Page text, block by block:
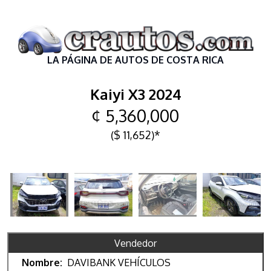
LA PÁGINA DE AUTOS DE COSTA RICA
Kaiyi X3 2024
¢ 5,360,000
($ 11,652)*
Vendedor
Nombre: DAVIBANK VEHÍCULOS